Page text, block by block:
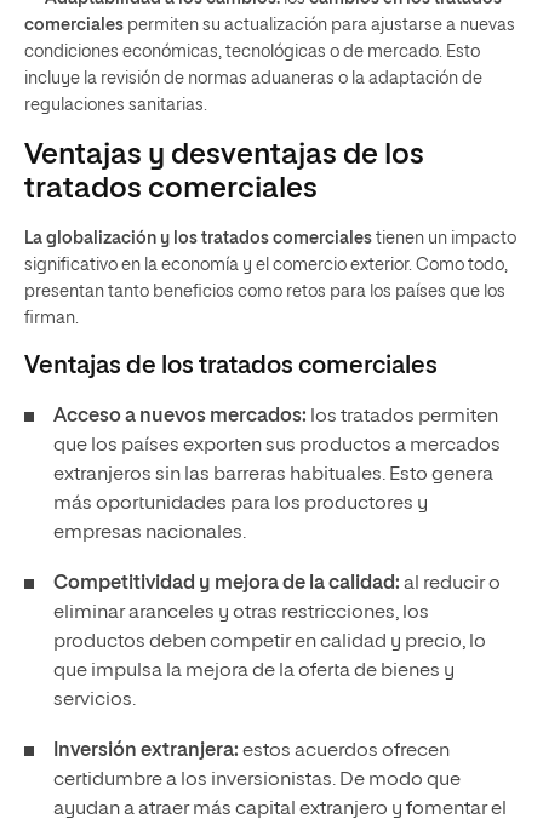
comerciales permiten su actualización para ajustarse a nuevas
condiciones económicas, tecnológicas o de mercado. Esto
incluye la revisión de normas aduaneras o la adaptación de
regulaciones sanitarias.
Ventajas y desventajas de los
tratados comerciales
La globalización y los tratados comerciales tienen un impacto
significativo en la economía y el comercio exterior. Como todo,
presentan tanto beneficios como retos para los países que los
firman.
Ventajas de los tratados comerciales
Acceso a nuevos mercados: los tratados permiten
que los países exporten sus productos a mercados
extranjeros sin las barreras habituales. Esto genera
más oportunidades para los productores y
empresas nacionales.
Competitividad y mejora de la calidad: al reducir o
eliminar aranceles y otras restricciones, los
productos deben competir en calidad y precio, lo
que impulsa la mejora de la oferta de bienes y
servicios.
Inversión extranjera: estos acuerdos ofrecen
certidumbre a los inversionistas. De modo que
ayudan a atraer más capital extranjero y fomentar el